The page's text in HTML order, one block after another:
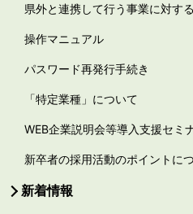
県外と連携して行う事業に対す
操作マニュアル
パスワード再発行手続き
「特定業種」について
WEB企業説明会等導入支援セミ
新卒者の採用活動のポイントに
新着情報